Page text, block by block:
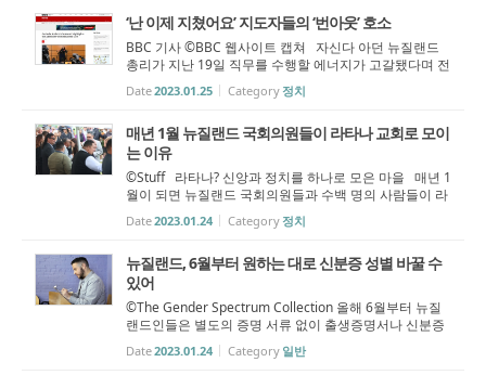
‘난 이제 지쳤어요’ 지도자들의 ‘번아웃’ 호소
BBC 기사 ©BBC 웹사이트 캡쳐 자신다 아던 뉴질랜드
총리가 지난 19일 직무를 수행할 에너지가 고갈됐다며 전
격 사의를 표명했다. 아던 총리의 사퇴 선언은 전 세계에
충격을 안겼다. 21일 영국 BBC 방송은 아던 총리의 감성
Date2023.01.25 Category 정치
매년 1월 뉴질랜드 국회의원들이 라타나 교회로 모이
는 이유
©Stuff 라타나? 신앙과 정치를 하나로 모은 마을 매년 1
월이 되면 뉴질랜드 국회의원들과 수백 명의 사람들이 라
타나 파(pā, 마오리 마을)로 향한다 - 일종의 연례행사다.
라타나 파(Rātana pā)는 황가누이(Whanganui)와 불스(B
Date2023.01.24 Category 정치
뉴질랜드, 6월부터 원하는 대로 신분증 성별 바꿀 수
있어
©The Gender Spectrum Collection 올해 6월부터 뉴질
랜드인들은 별도의 증명 서류 없이 출생증명서나 신분증
에 기록된 자신의 법적 성별을 원하는 대로 변경할 수 있
다. 지난해 국회가 만장일치로 통과시킨 '출생사망혼인가
Date2023.01.24 Category 일반